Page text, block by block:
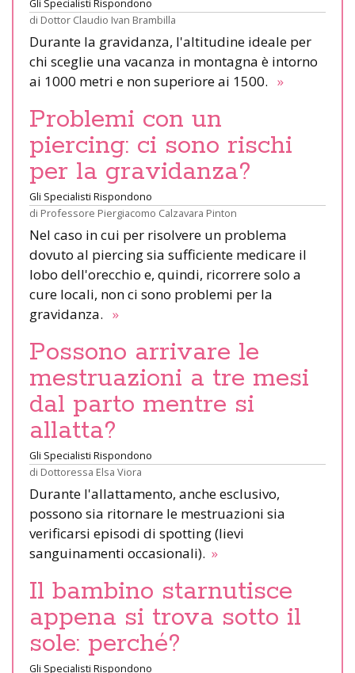
Gli Specialisti Rispondono
di Dottor Claudio Ivan Brambilla
Durante la gravidanza, l'altitudine ideale per
chi sceglie una vacanza in montagna è intorno
ai 1000 metri e non superiore ai 1500. »
Problemi con un
piercing: ci sono rischi
per la gravidanza?
Gli Specialisti Rispondono
di Professore Piergiacomo Calzavara Pinton
Nel caso in cui per risolvere un problema
dovuto al piercing sia sufficiente medicare il
lobo dell'orecchio e, quindi, ricorrere solo a
cure locali, non ci sono problemi per la
gravidanza. »
Possono arrivare le
mestruazioni a tre mesi
dal parto mentre si
allatta?
Gli Specialisti Rispondono
di Dottoressa Elsa Viora
Durante l'allattamento, anche esclusivo,
possono sia ritornare le mestruazioni sia
verificarsi episodi di spotting (lievi
sanguinamenti occasionali). »
Il bambino starnutisce
appena si trova sotto il
sole: perché?
Gli Specialisti Rispondono